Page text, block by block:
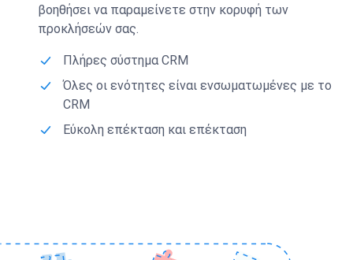
βοηθήσει να παραμείνετε στην κορυφή των
προκλήσεών σας.
Πλήρες σύστημα CRM
Όλες οι ενότητες είναι ενσωματωμένες με το
CRM
Εύκολη επέκταση και επέκταση